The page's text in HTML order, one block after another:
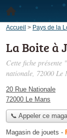
Accueil > Pays de la
La Boite à
Cette fiche présente
nationale, 72000 Le
20 Rue Nationale
72000 Le Mans
📞 Appeler ce
Magasin de jouets -